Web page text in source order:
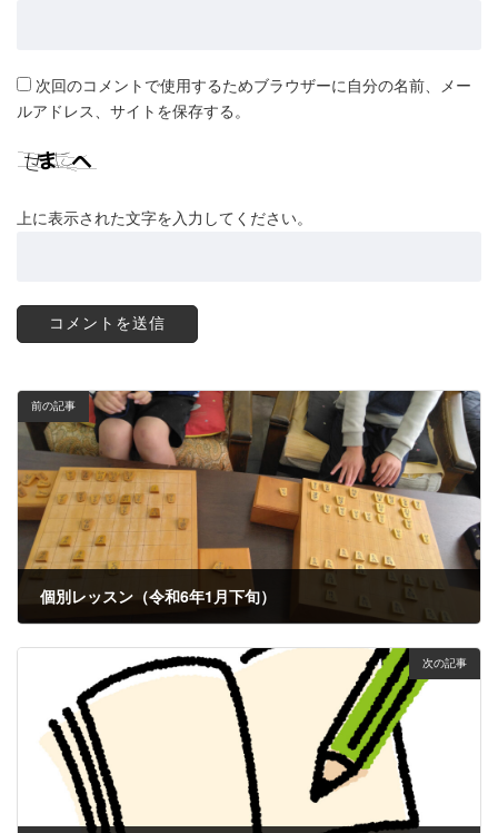
次回のコメントで使用するためブラウザーに自分の名前、メー
ルアドレス、サイトを保存する。
上に表示された文字を入力してください。
前の記事
個別レッスン（令和6年1月下旬）
次の記事